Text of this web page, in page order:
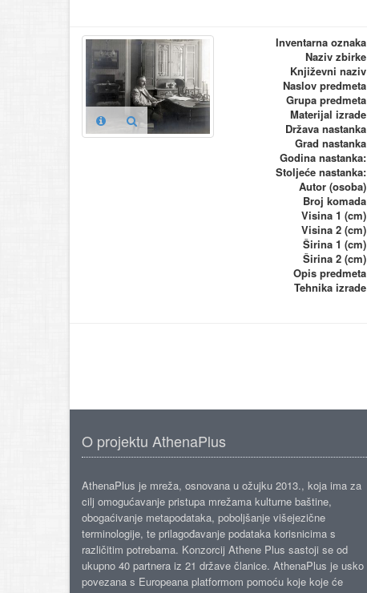
Inventarna oznaka
Naziv zbirke
Književni naziv
Naslov predmeta
Grupa predmeta
Materijal izrade
Država nastanka
Grad nastanka
Godina nastanka:
Stoljeće nastanka:
Autor (osoba)
Broj komada
Visina 1 (cm)
Visina 2 (cm)
Širina 1 (cm)
Širina 2 (cm)
Opis predmeta
Tehnika izrade
O projektu AthenaPlus
AthenaPlus je mreža, osnovana u ožujku 2013., koja ima za
cilj omogućavanje pristupa mrežama kulturne baštine,
obogaćivanje metapodataka, poboljšanje višejezične
terminologije, te prilagođavanje podataka korisnicima s
različitim potrebama. Konzorcij Athene Plus sastoji se od
ukupno 40 partnera iz 21 države članice. AthenaPlus je usko
povezana s Europeana platformom pomoću koje koje će